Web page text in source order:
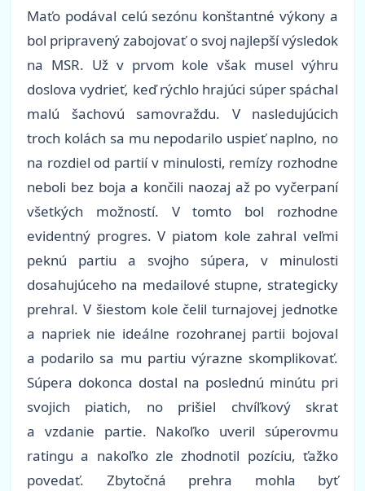
Maťo podával celú sezónu konštantné výkony a
bol pripravený zabojovať o svoj najlepší výsledok
na MSR. Už v prvom kole však musel výhru
doslova vydrieť, keď rýchlo hrajúci súper spáchal
malú šachovú samovraždu. V nasledujúcich
troch kolách sa mu nepodarilo uspieť naplno, no
na rozdiel od partií v minulosti, remízy rozhodne
neboli bez boja a končili naozaj až po vyčerpaní
všetkých možností. V tomto bol rozhodne
evidentný progres. V piatom kole zahral veľmi
peknú partiu a svojho súpera, v minulosti
dosahujúceho na medailové stupne, strategicky
prehral. V šiestom kole čelil turnajovej jednotke
a napriek nie ideálne rozohranej partii bojoval
a podarilo sa mu partiu výrazne skomplikovať.
Súpera dokonca dostal na poslednú minútu pri
svojich piatich, no prišiel chvíľkový skrat
a vzdanie partie. Nakoľko uveril súperovmu
ratingu a nakoľko zle zhodnotil pozíciu, ťažko
povedať. Zbytočná prehra mohla byť